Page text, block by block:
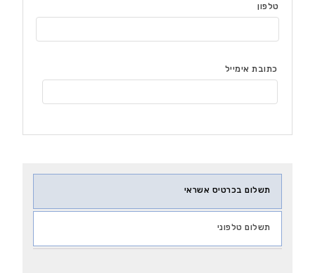
טלפון
כתובת אימייל
תשלום בכרטיס אשראי
תשלום טלפוני